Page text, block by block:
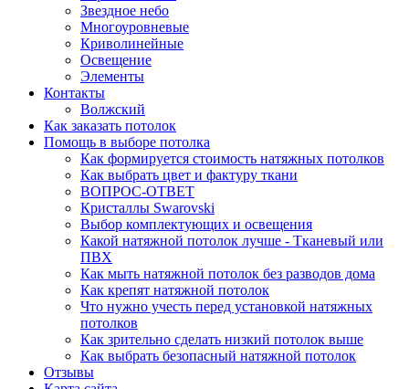
Звездное небо
Многоуровневые
Криволинейные
Освещение
Элементы
Контакты
Волжский
Как заказать потолок
Помощь в выборе потолка
Как формируется стоимость натяжных потолков
Как выбрать цвет и фактуру ткани
ВОПРОС-ОТВЕТ
Кристаллы Swarovski
Выбор комплектующих и освещения
Какой натяжной потолок лучше - Тканевый или
ПВХ
Как мыть натяжной потолок без разводов дома
Как крепят натяжной потолок
Что нужно учесть перед установкой натяжных
потолков
Как зрительно сделать низкий потолок выше
Как выбрать безопасный натяжной потолок
Отзывы